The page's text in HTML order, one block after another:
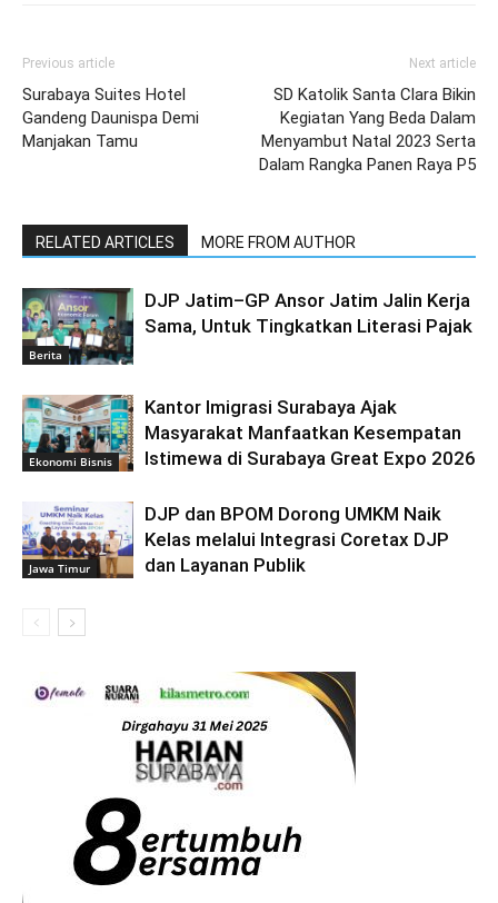
Previous article
Surabaya Suites Hotel
Gandeng Daunispa Demi
Manjakan Tamu
Next article
SD Katolik Santa Clara Bikin
Kegiatan Yang Beda Dalam
Menyambut Natal 2023 Serta
Dalam Rangka Panen Raya P5
RELATED ARTICLES MORE FROM AUTHOR
Berita
DJP Jatim–GP Ansor Jatim Jalin Kerja
Sama, Untuk Tingkatkan Literasi Pajak
Ekonomi Bisnis
Kantor Imigrasi Surabaya Ajak
Masyarakat Manfaatkan Kesempatan
Istimewa di Surabaya Great Expo 2026
Jawa Timur
DJP dan BPOM Dorong UMKM Naik
Kelas melalui Integrasi Coretax DJP
dan Layanan Publik